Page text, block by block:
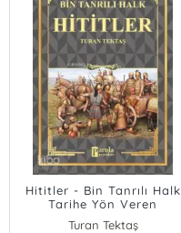
Hititler - Bin Tanrılı Halk
Tarihe Yön Veren
Medeniyetler
Turan Tektaş